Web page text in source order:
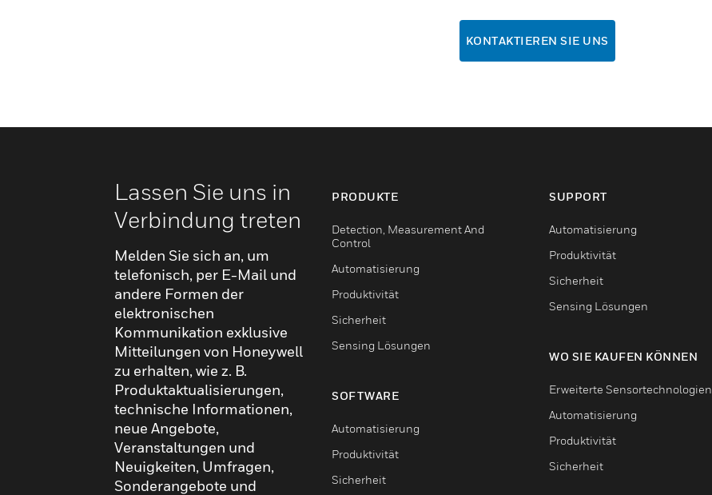
KONTAKTIEREN SIE UNS
Lassen Sie uns in
Verbindung treten
Melden Sie sich an, um
telefonisch, per E-Mail und
andere Formen der
elektronischen
Kommunikation exklusive
Mitteilungen von Honeywell
zu erhalten, wie z. B.
Produktaktualisierungen,
technische Informationen,
neue Angebote,
Veranstaltungen und
Neuigkeiten, Umfragen,
Sonderangebote und
PRODUKTE
Detection, Measurement And
Control
Automatisierung
Produktivität
Sicherheit
Sensing Lösungen
SOFTWARE
Automatisierung
Produktivität
Sicherheit
SUPPORT
Automatisierung
Produktivität
Sicherheit
Sensing Lösungen
WO SIE KAUFEN KÖNNEN
Erweiterte Sensortechnologien
Automatisierung
Produktivität
Sicherheit